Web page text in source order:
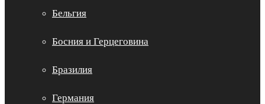
Бельгия
Босния и Герцеговина
Бразилия
Германия